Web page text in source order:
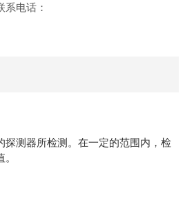
系电话：
测器所检测。在一定的范围内，检